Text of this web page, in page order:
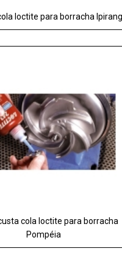
loctite para borracha
cola loctite para borracha
Pompéia